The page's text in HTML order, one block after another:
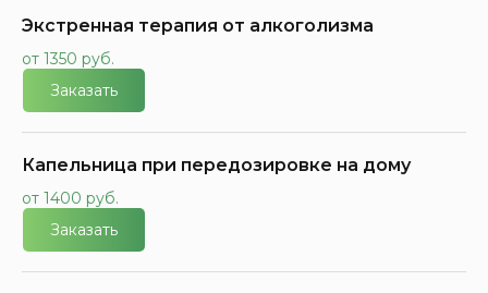
Экстренная терапия от алкоголизма
от 1350 руб.
Заказать
Капельница при передозировке на дому
от 1400 руб.
Заказать